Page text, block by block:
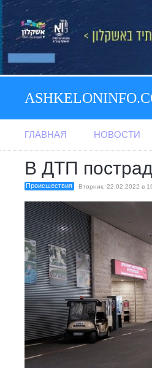
ГЛАВНАЯ НОВОСТИ
В ДТП
Происшествия Вторник, 22.02.2022 в